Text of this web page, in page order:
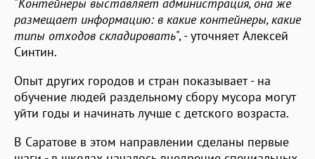
размещает информацию: в какие контейнеры, какие
типы отходов складировать", - уточняет Алексей
Синтин.
Опыт других городов и стран показывает - на
обучение людей раздельному сбору мусора могут
уйти годы и начинать лучше с детского возраста.
В Саратове в этом направлении сделаны первые